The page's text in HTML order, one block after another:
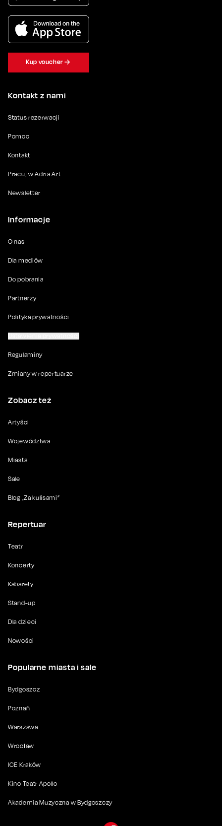
Kontakt z nami
Status rezerwacji
Pomoc
Kontakt
Pracuj w Adria Art
Newsletter
Informacje
O nas
Dla mediów
Do pobrania
Partnerzy
Polityka prywatności
Regulaminy
Zmiany w repertuarze
Zobacz też
Artyści
Województwa
Miasta
Sale
Blog „Za kulisami”
Repertuar
Teatr
Koncerty
Kabarety
Stand-up
Dla dzieci
Nowości
Popularne miasta i sale
Bydgoszcz
Poznań
Warszawa
Wrocław
ICE Kraków
Kino Teatr Apollo
Akademia Muzyczna w Bydgoszczy
Kup voucher